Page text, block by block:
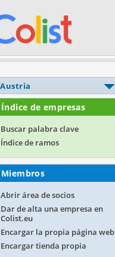
Índice de empresas
Buscar palabra clave
Índice de ramos
Miembros
Abrir área de socios
Dar de alta una empresa en
Colist.eu
Encargar la propia página web
Encargar tienda propia